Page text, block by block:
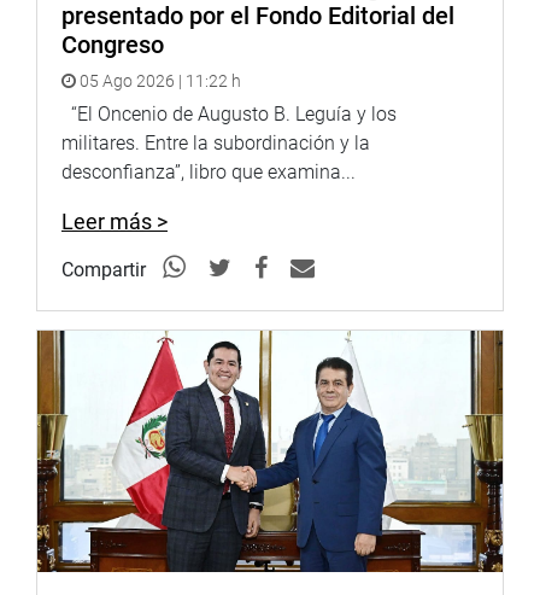
presentado por el Fondo Editorial del
Congreso
05 Ago 2026 | 11:22 h
“El Oncenio de Augusto B. Leguía y los
militares. Entre la subordinación y la
desconfianza”, libro que examina...
Leer más >
Compartir